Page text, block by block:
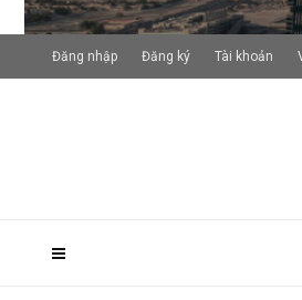
Đăng nhập Đăng ký Tài khoản